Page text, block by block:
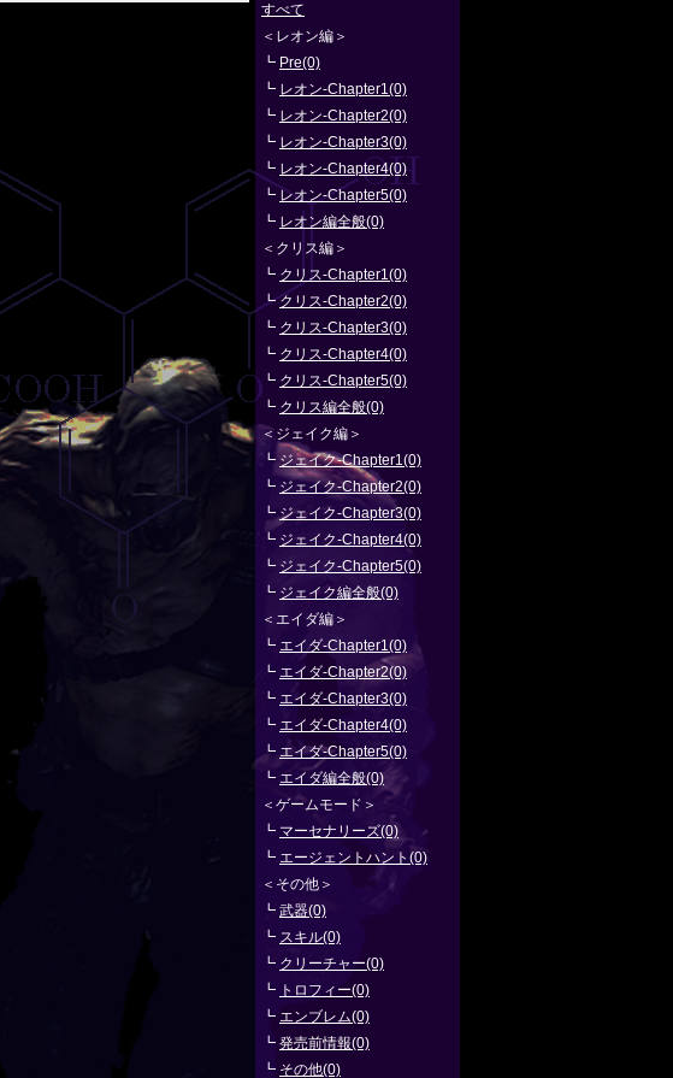
すべて
＜レオン編＞
┗ Pre(0)
┗ レオン-Chapter1(0)
┗ レオン-Chapter2(0)
┗ レオン-Chapter3(0)
┗ レオン-Chapter4(0)
┗ レオン-Chapter5(0)
┗ レオン編全般(0)
＜クリス編＞
┗ クリス-Chapter1(0)
┗クリス-Chapter2(0)
┗ クリス-Chapter3(0)
┗ クリス-Chapter4(0)
┗ クリス-Chapter5(0)
┗ クリス編全般(0)
＜ジェイク編＞
┗ ジェイク-Chapter1(0)
┗ ジェイク-Chapter2(0)
┗ ジェイク-Chapter3(0)
┗ ジェイク-Chapter4(0)
┗ ジェイク-Chapter5(0)
┗ ジェイク編全般(0)
＜エイダ編＞
┗ エイダ-Chapter1(0)
┗ エイダ-Chapter2(0)
┗ エイダ-Chapter3(0)
┗ エイダ-Chapter4(0)
┗ エイダ-Chapter5(0)
┗ エイダ編全般(0)
＜ゲームモード＞
┗ マーセナリーズ(0)
┗ エージェントハント(0)
＜その他＞
┗ 武器(0)
┗ スキル(0)
┗ クリーチャー(0)
┗ トロフィー(0)
┗ エンブレム(0)
┗ 発売前情報(0)
┗ その他(0)